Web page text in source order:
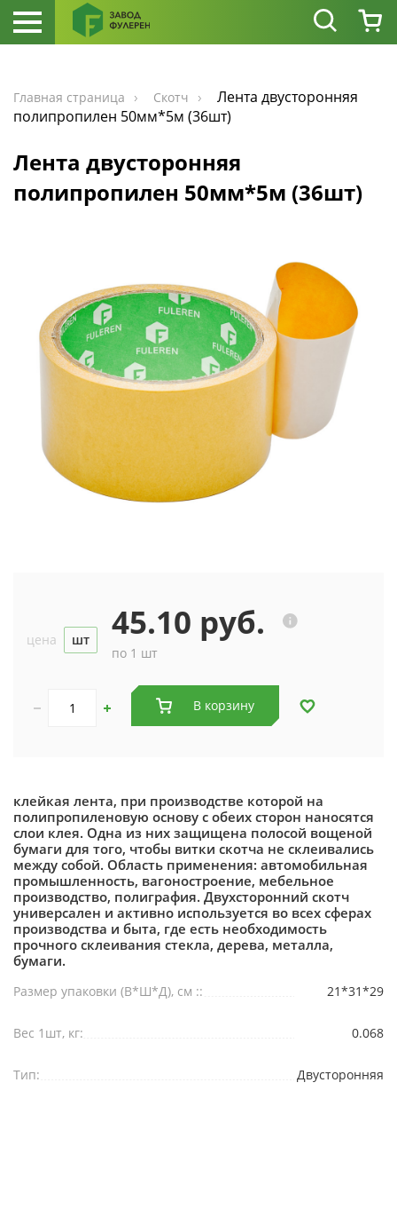
Главная страница Скотч
Лента двусторонняя
полипропилен 50мм*5м (36шт)
Лента двусторонняя
полипропилен 50мм*5м (36шт)
цена шт 45.10 руб.
по 1 шт
В корзину
клейкая лента, при производстве которой на
полипропиленовую основу с обеих сторон наносятся
слои клея. Одна из них защищена полосой вощеной
бумаги для того, чтобы витки скотча не склеивались
между собой. Область применения: автомобильная
промышленность, вагоностроение, мебельное
производство, полиграфия. Двухсторонний скотч
универсален и активно используется во всех сферах
производства и быта, где есть необходимость
прочного склеивания стекла, дерева, металла,
бумаги.
Размер упаковки (В*Ш*Д), см :: 21*31*29
Вес 1шт, кг: 0.068
Тип: Двусторонняя